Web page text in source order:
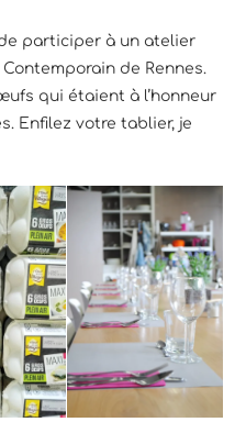
de participer à un atelier
de Rennes.
qui étaient à l’honneur
Enfilez votre tablier, je